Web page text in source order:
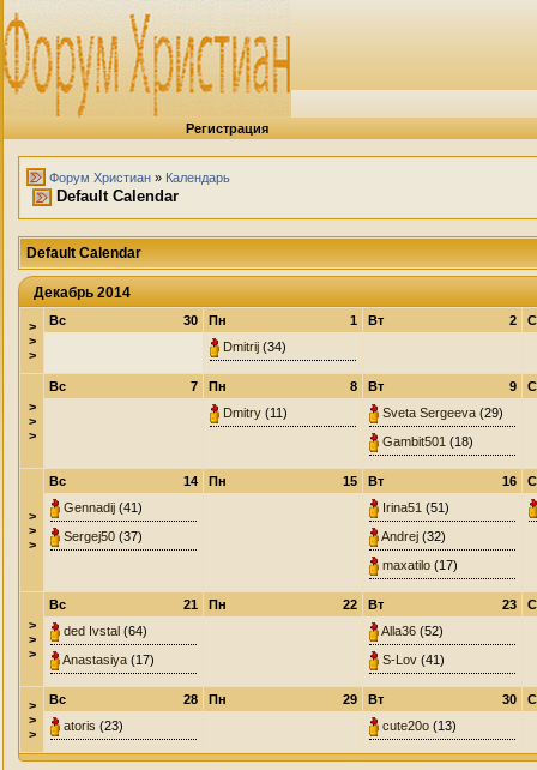
Регистрация
Форум Христиан » Календарь
Default Calendar
Default Calendar
Декабрь 2014
>
>
>
30
Вс 1
Пн
Dmitrij (34)
2
Вт
>
>
>
7
Вс 8
Пн
Dmitry (11)
9
Вт
Sveta Sergeeva (29)
Gambit501 (18)
>
>
>
14
Вс
Gennadij (41)
Sergej50 (37)
15
Пн 16
Вт
Irina51 (51)
Andrej (32)
maxatilo (17)
>
>
>
21
Вс
ded Ivstal (64)
Anastasiya (17)
22
Пн 23
Вт
Alla36 (52)
S-Lov (41)
>
>
>
28
Вс
atoris (23)
29
Пн 30
Вт
cute20o (13)